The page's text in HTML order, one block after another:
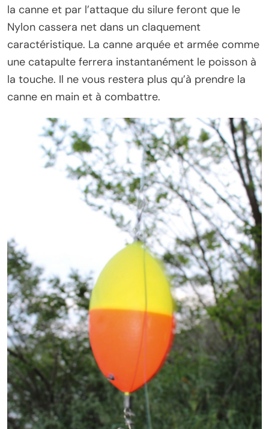
la canne et par l’attaque du silure feront que le
Nylon cassera net dans un claquement
caractéristique. La canne arquée et armée comme
une catapulte ferrera instantanément le poisson à
la touche. Il ne vous restera plus qu’à prendre la
canne en main et à combattre.